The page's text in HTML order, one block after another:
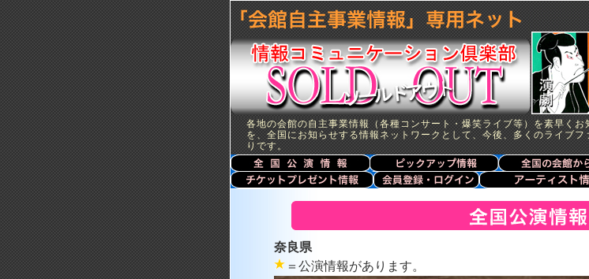
各地の会館の自主事業情報（各種コンサート・爆笑ライブ等）を素早く
を、全国にお知らせする情報ネットワークとして、今後、多くのライブ
りです。
奈良県
＝公演情報があります。